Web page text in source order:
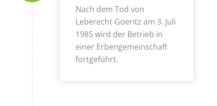
Nach dem Tod von
Leberecht Goeritz am 3. Juli
1985 wird der Betrieb in
einer Erbengemeinschaft
fortgeführt.